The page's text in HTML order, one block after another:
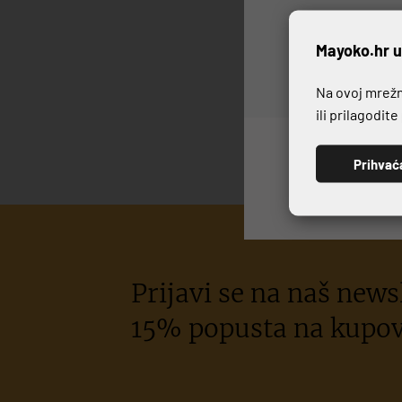
Prijavi se na naš
15% popusta na
Mayoko.hr
Na ovoj
ili prilagodite